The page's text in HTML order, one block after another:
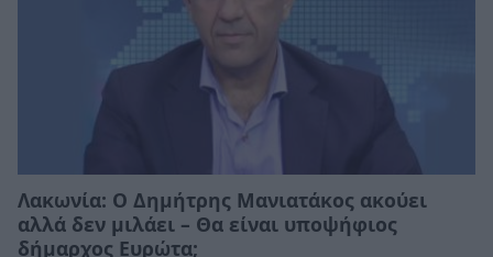
Λακωνία: Ο Δημήτρης Μανιατάκος ακούει
αλλά δεν μιλάει – Θα είναι υποψήφιος
δήμαρχος Ευρώτα;